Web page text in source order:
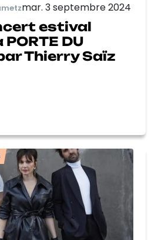
mar. 3 septembre 2024
estival
DU
Thierry Saïz